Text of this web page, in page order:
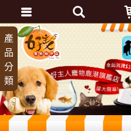
產
品
分
類
會
忘
加
訂